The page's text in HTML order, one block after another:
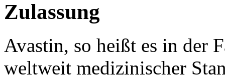
Zulassung
Avastin, so heißt es in der
weltweit medizinischer